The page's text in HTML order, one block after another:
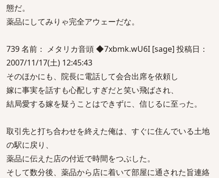
態だ。
薬品にしてみりゃ完全アウェーだな。
739 名前： メタリカ音頭 ◆7xbmk.wU6I [sage] 投稿日：
2007/11/17(土) 12:45:43
そのほかにも、院長に電話して会合出席を依頼し
嫁に事実を話すも心配しすぎだと笑い飛ばされ、
結局愛する嫁を疑うことはできずに、信じるに至った。
取引先と打ち合わせを終えた俺は、すぐに住んでいる土地
の駅に戻り、
薬品に伝えた店の付近で時間をつぶした。
そして数分後、薬品から店に着いて部屋に通された旨連絡